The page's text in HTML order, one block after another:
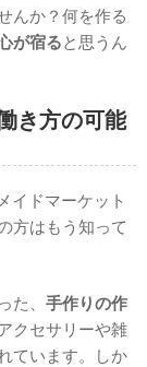
んか？何を作る
が宿ると思うん
き方の可能
イドマーケット
方はもう知って
た、 手作りの作
クセサリーや雑
ています。しか